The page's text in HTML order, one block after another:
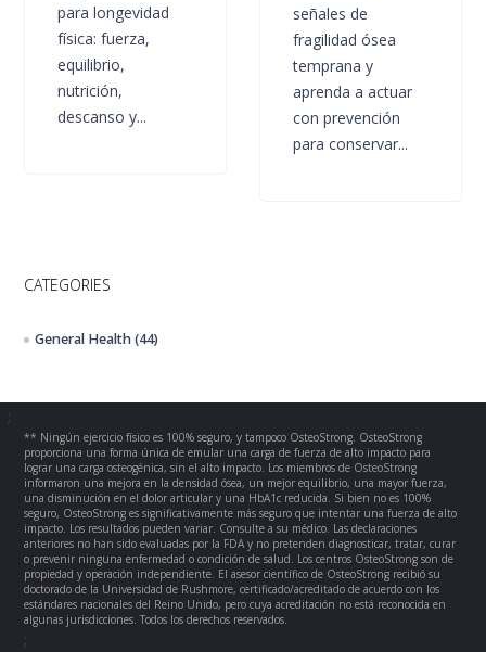
para longevidad
física: fuerza,
equilibrio,
nutrición,
descanso y...
señales de
fragilidad ósea
temprana y
aprenda a actuar
con prevención
para conservar...
CATEGORIES
General Health(44)
;
** Ningún ejercicio físico es 100% seguro, y tampoco OsteoStrong. OsteoStrong
proporciona una forma única de emular una carga de fuerza de alto impacto para
lograr una carga osteogénica, sin el alto impacto. Los miembros de OsteoStrong
informaron una mejora en la densidad ósea, un mejor equilibrio, una mayor fuerza,
una disminución en el dolor articular y una HbA1c reducida. Si bien no es 100%
seguro, OsteoStrong es significativamente más seguro que intentar una fuerza de alto
impacto. Los resultados pueden variar. Consulte a su médico. Las declaraciones
anteriores no han sido evaluadas por la FDA y no pretenden diagnosticar, tratar, curar
o prevenir ninguna enfermedad o condición de salud. Los centros OsteoStrong son de
propiedad y operación independiente. El asesor científico de OsteoStrong recibió su
doctorado de la Universidad de Rushmore, certificado/acreditado de acuerdo con los
estándares nacionales del Reino Unido, pero cuya acreditación no está reconocida en
algunas jurisdicciones. Todos los derechos reservados.
;